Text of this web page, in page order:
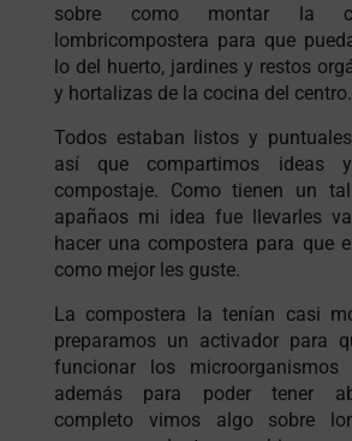
sobre como montar la
lombricompostera para que
lo del huerto, jardines y restos
y hortalizas de la cocina del centro.
Todos estaban listos y
así que compartimos ideas
compostaje. Como tienen un
apañaos mi idea fue llevarles
hacer una compostera para que
como mejor les guste.
La compostera la tenían casi
preparamos un activador para
funcionar los
además para poder tener
completo vimos algo sobre